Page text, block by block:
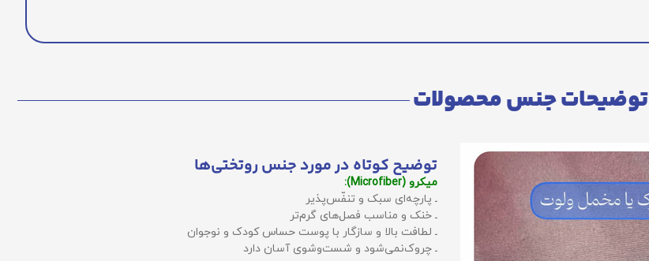
توضیحات جنس محصولات
توضیح کوتاه در مورد جنس روتختی‌ها
میکرو (Microfiber):
ـ پارچه‌ای سبک و تنفّس‌پذیر
ـ خنک و مناسب فصل‌های گرم‌تر
ـ لطافت بالا و سازگار با پوست حساس کودک و نوجوان
ـ چروک‌نمی‌شود و شست‌وشوی آسان دارد